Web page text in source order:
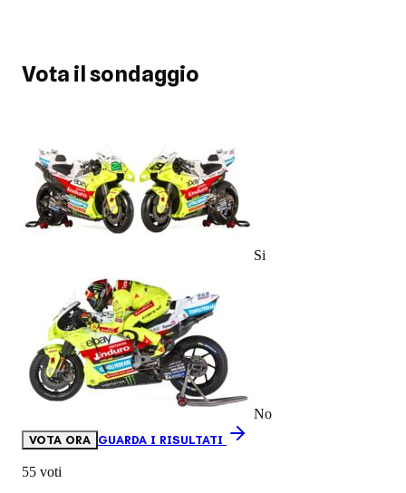
Vota il sondaggio
Si
No
VOTA ORA GUARDA I RISULTATI
55 voti